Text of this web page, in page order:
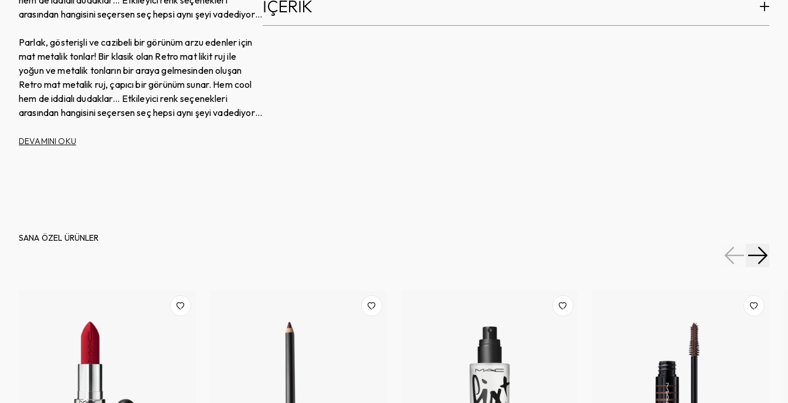
arasından hangisini seçersen seç hepsi aynı şeyi vadediyor:
görünümle bitişi..
Parlak, gösterişli ve cazibeli bir görünüm arzu edenler için
mat metalik tonlar! Bir klasik olan Retro mat likit ruj ile
yoğun ve metalik tonların bir araya gelmesinden oluşan
Retro mat metalik ruj, çapıcı bir görünüm sunar. Hem cool
hem de iddialı dudaklar… Etkileyici renk seçenekleri
arasından hangisini seçersen seç hepsi aynı şeyi vadediyor:
görünümle bitişi..
DEVAMINI OKU
İÇERİK
SANA ÖZEL ÜRÜNLER